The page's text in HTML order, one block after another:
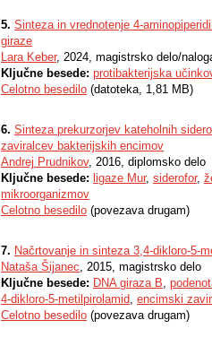
5. Sinteza in vrednotenje 4-
giraze
Lara Keber, 2024, magistrsko delo/
Ključne besede: protibakterijska
Celotno besedilo (datoteka, 1,81 MB)
6. Sinteza prekurzorjev kateholnih
zaviralcev bakterijskih encimov
Andrej Prudnikov, 2016, diplomsko delo
Ključne besede: ligaze Mur, siderofor,
mikroorganizmov
Celotno besedilo (povezava drugam)
7. Načrtovanje in sinteza 3,4-dikloro-5-
Nataša Šijanec, 2015, magistrsko delo
Ključne besede: DNA giraza B,
4-dikloro-5-metilpirolamid, encimski
Celotno besedilo (povezava drugam)